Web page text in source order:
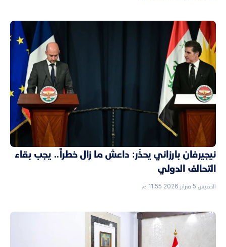
نيجيرفان بارزاني يحذّر: داعش ما زال خطراً.. يجب بقاء
التحالف الدولي
الخميس 5 فبراير 2026 11:55 م